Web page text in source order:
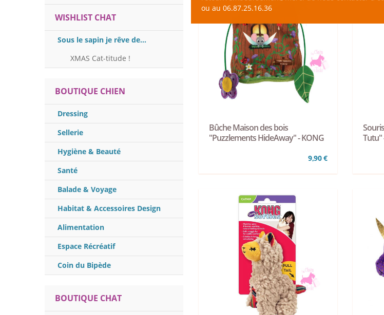
ou au 06.87.25.16.36
WISHLIST CHAT
Sous le sapin je rêve de...
XMAS Cat-titude !
BOUTIQUE CHIEN
Dressing
Sellerie
Hygiène & Beauté
Santé
Balade & Voyage
Habitat & Accessoires Design
Alimentation
Espace Récréatif
Coin du Bipède
BOUTIQUE CHAT
Bûche Maison des bois
"Puzzlements HideAway" - KONG
9,90 €
Tutu"